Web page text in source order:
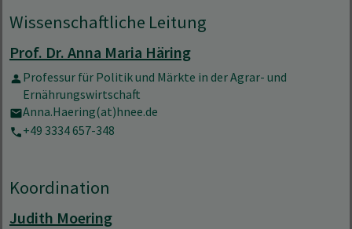
Wissenschaftliche Leitung
Prof. Dr. Anna Maria Häring
Professur für Politik und Märkte in der Agrar- und
Ernährungswirtschaft
Anna.Haering(at)hnee.de
+49 3334 657-348
Koordination
Judith Moering